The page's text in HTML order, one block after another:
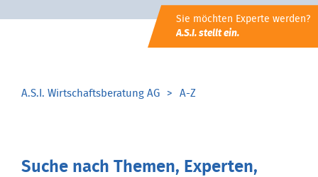
Sie möchten Experte werden?
A.S.I. stellt ein.
A.S.I. Wirtschaftsberatung AG A-Z
Suche nach Themen, Experten,